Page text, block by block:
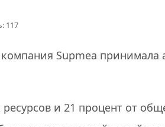
117
Supmea принимала
и 21 процент от